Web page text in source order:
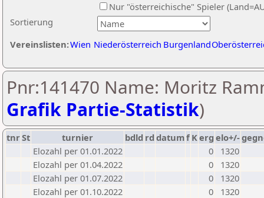
Sortierung
Nur "österreichische" Spieler
Vereinslisten:Wien Niederösterreich Burgenland
Pnr:141470 Name: Moritz
Grafik Partie-Statistik)
tnrSt turnier bdld rd datumf Kerg elo+/-
Elozahl per 01.01.2022
0
1320
Elozahl per 01.04.2022
0
1320
Elozahl per 01.07.2022
0
1320
Elozahl per 01.10.2022
0
1320